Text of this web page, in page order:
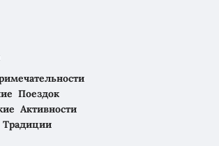
Поездок
Активности